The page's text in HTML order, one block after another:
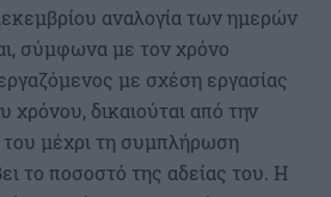
αναλογία των ημερών
σύμφωνα με τον χρόνο
με σχέση εργασίας
χρόνου, δικαιούται από την
του μέχρι τη συμπλήρωση
το ποσοστό της αδείας του. Η